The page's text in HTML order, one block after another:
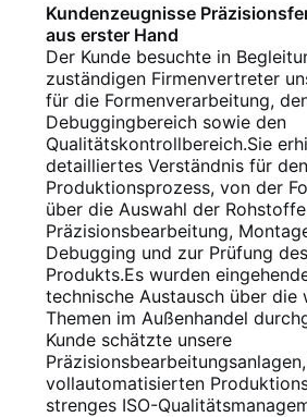
Kundenzeugnisse
aus erster Hand
Der Kunde besuchte in
zuständigen Firmenvertreter
für die Formenverarbeitung,
Debuggingbereich sowie den
Qualitätskontrollbereich.Sie
detailliertes Verständnis für
Produktionsprozess, von der
über die Auswahl der
Präzisionsbearbeitung,
Debugging und zur Prüfung
Produkts.Es wurden
technische Austausch über die
Themen im Außenhandel
Kunde schätzte unsere
vollautomatisierten
strenges ISO-